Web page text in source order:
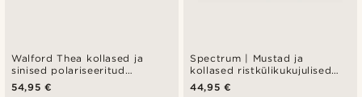
Walford Thea kollased ja
sinised polariseeritud
päikeseprillid
54,95 €
Spectrum | Mustad ja
kollased ristkülikukujulised
päikeseprillid
44,95 €